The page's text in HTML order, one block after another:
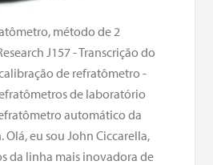
método de 2
J157 - Transcrição do
de refratômetro -
de laboratório
automático da
Olá, eu sou John Ciccarella,
da linha mais inovadora de